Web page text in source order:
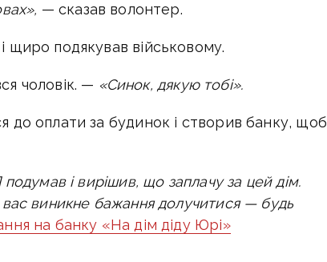
— сказав волонтер.
щиро подякував військовому.
чоловік. — «Синок, дякую тобі».
оплати за будинок і створив банку, щоб
і вирішив, що заплачу за цей дім.
виникне бажання долучитися — будь
на банку «На дім діду Юрі»